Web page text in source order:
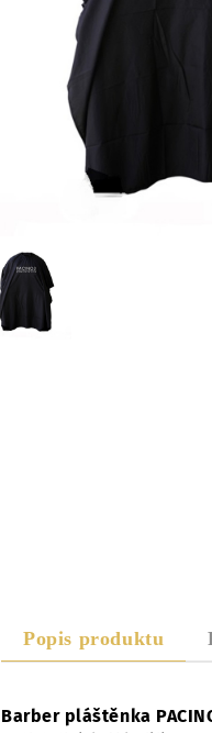
Popis produktu
Barber pláštěnka